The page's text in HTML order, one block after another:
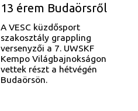
13 érem Budaörsről
A VESC küzdősport
szakosztály grappling
versenyzői a 7. UWSKF
Kempo Világbajnokságon
vettek részt a hétvégén
Budaörsön.